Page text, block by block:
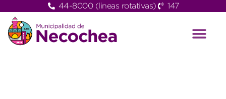
44-8000 (lineas rotativas) 147